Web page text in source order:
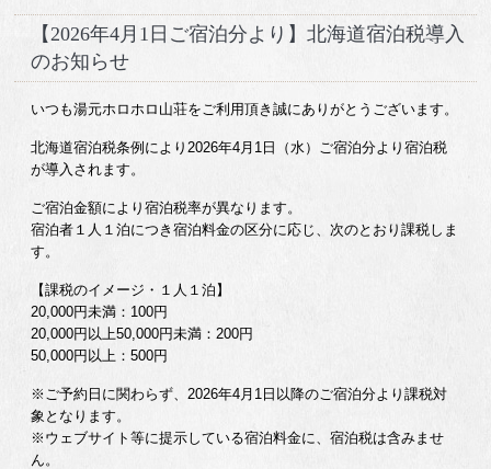
【2026年4月1日ご宿泊分より】北海道宿泊税導入
のお知らせ
いつも湯元ホロホロ山荘をご利用頂き誠にありがとうございます。
北海道宿泊税条例により2026年4月1日（水）ご宿泊分より宿泊税
が導入されます。
ご宿泊金額により宿泊税率が異なります。
宿泊者１人１泊につき宿泊料金の区分に応じ、次のとおり課税しま
す。
【課税のイメージ・１人１泊】
20,000円未満：100円
20,000円以上50,000円未満：200円
50,000円以上：500円
※ご予約日に関わらず、2026年4月1日以降のご宿泊分より課税対
象となります。
※ウェブサイト等に提示している宿泊料金に、宿泊税は含みませ
ん。